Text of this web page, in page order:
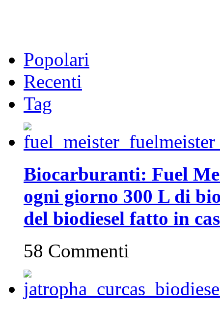
Popolari
Recenti
Tag
Biocarburanti: Fuel
ogni giorno 300 L di
del biodiesel fatto in
58 Commenti